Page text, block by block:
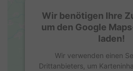
Wir benötigen Ihre
um den Google
laden!
Wir verwenden einen
Drittanbieters, um